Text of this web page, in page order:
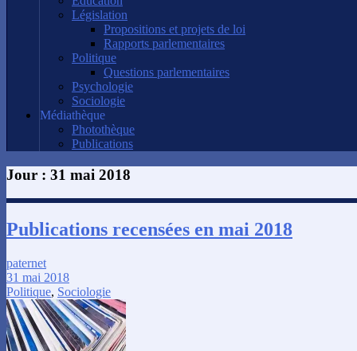
Législation
Propositions et projets de loi
Rapports parlementaires
Politique
Questions parlementaires
Psychologie
Sociologie
Médiathèque
Photothèque
Publications
Jour : 31 mai 2018
Publications recensées en mai 2018
paternet
31 mai 2018
Politique, Sociologie